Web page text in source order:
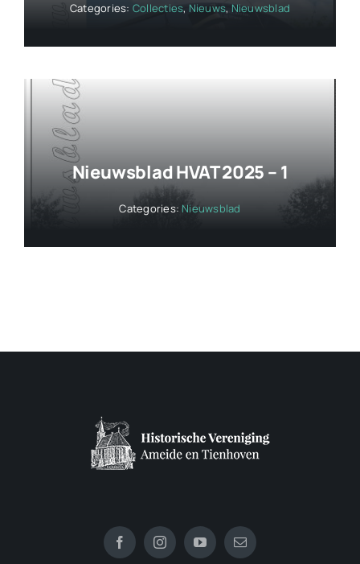
Categories: Collecties, Nieuws,Nieuwsblad
Nieuwsblad HVAT 2025 – 1
Categories:Nieuwsblad